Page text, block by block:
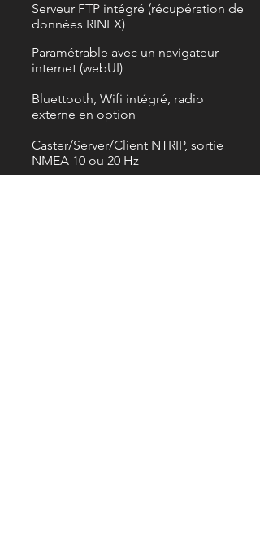
Serveur FTP intégré (récupération de
données RINEX)
Paramétrable avec un navigateur
internet (webUI)
Bluettooth, Wifi intégré, radio
externe en option
Caster/Server/Client NTRIP, sortie
NMEA 10 ou 20 Hz